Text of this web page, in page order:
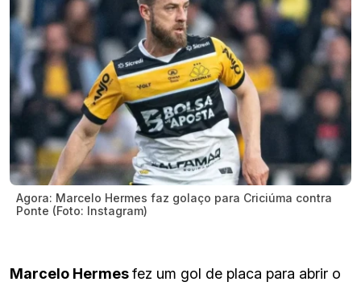
Agora: Marcelo Hermes faz golaço para Criciúma contra
Ponte (Foto: Instagram)
Marcelo Hermesfez um gol de placa para abrir o